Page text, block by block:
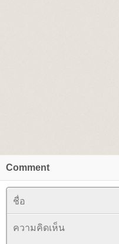
Comment